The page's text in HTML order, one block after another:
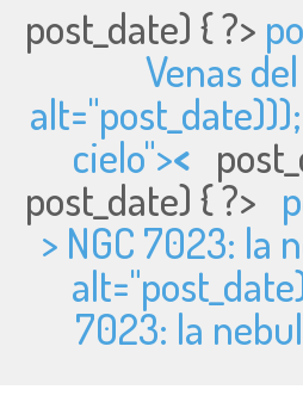
post_date) { ?>
Venas
alt="
cielo"><
post_date) { ?>
> NGC 7023: la
alt="
7023: la